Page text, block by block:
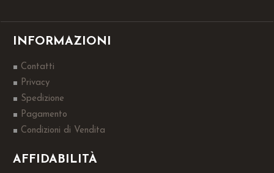
INFORMAZIONI
Contatti
Privacy
Spedizione
Pagamento
Condizioni di Vendita
AFFIDABILITÀ